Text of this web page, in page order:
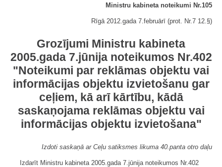
Ministru kabineta noteikumi Nr.105
Rīgā 2012.gada 7.februārī (prot. Nr.7 12.§)
Grozījumi Ministru kabineta
2005.gada 7.jūnija noteikumos Nr.402
"Noteikumi par reklāmas objektu vai
informācijas objektu izvietošanu gar
ceļiem, kā arī kārtību, kādā
saskaņojama reklāmas objektu vai
informācijas objektu izvietošana"
Izdoti saskaņā ar Ceļu satiksmes likuma 40.panta otro daļu
Izdarīt Ministru kabineta 2005.gada 7.jūnija noteikumos Nr.402